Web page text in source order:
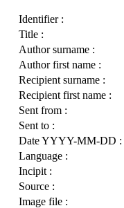
Identifier :
Title :
Author surname :
Author first name :
Recipient surname :
Recipient first name :
Sent from :
Sent to :
Date YYYY-MM-DD :
Language :
Incipit :
Source :
Image file :